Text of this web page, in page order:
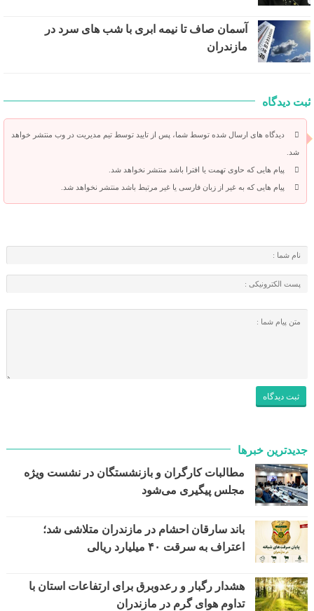
آسمان صاف تا نیمه ابری با شب های سرد در
مازندران
ثبت دیدگاه
دیدگاه های ارسال شده توسط شما، پس از تایید توسط تیم مدیریت در وب منتشر خواهد
شد.
پیام هایی که حاوی تهمت یا افترا باشد منتشر نخواهد شد.
پیام هایی که به غیر از زبان فارسی یا غیر مرتبط باشد منتشر نخواهد شد.
جدیدترین خبرها
مطالبات کارگران و بازنشستگان در نشست ویژه
مجلس پیگیری می‌شود
باند سارقان احشام در مازندران متلاشی شد؛
اعتراف به سرقت ۴۰ میلیارد ریالی
هشدار رگبار و رعدوبرق برای ارتفاعات استان با
تداوم هوای گرم در مازندران